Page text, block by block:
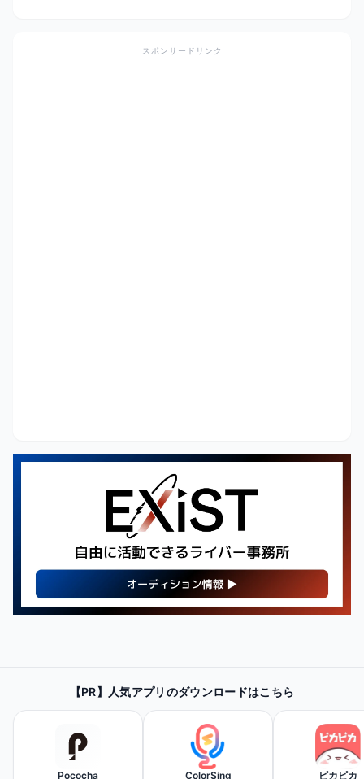
スポンサードリンク
チェックしてみよう！
Amazonで見てみる
【PR】人気アプリのダウンロードはこちら
Pococha ColorSing ピカピカ